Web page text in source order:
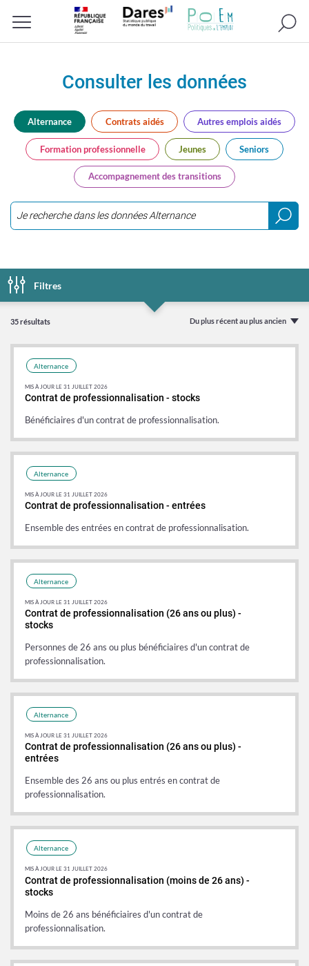
Consulter les données
Alternance Contrats aidés Autres emplois aidés
Formation professionnelle Jeunes Seniors
Accompagnement des transitions
ou
plus...
Filtres
35 résultats Du plus récent au plus ancien
Contrat de professionnalisation - stocks
Bénéficiaires d'un contrat de professionnalisation.
Alternance
MIS À JOUR LE 31 JUILLET 2026
Contrat de professionnalisation - entrées
Ensemble des entrées en contrat de professionnalisation.
Alternance
MIS À JOUR LE 31 JUILLET 2026
Contrat de professionnalisation (26 ans ou plus) -
stocks
Personnes de 26 ans ou plus bénéficiaires d'un contrat de
professionnalisation.
Alternance
MIS À JOUR LE 31 JUILLET 2026
Contrat de professionnalisation (26 ans ou plus) -
entrées
Ensemble des 26 ans ou plus entrés en contrat de
professionnalisation.
Alternance
MIS À JOUR LE 31 JUILLET 2026
Contrat de professionnalisation (moins de 26 ans) -
stocks
Moins de 26 ans bénéficiaires d'un contrat de
professionnalisation.
Alternance
MIS À JOUR LE 31 JUILLET 2026